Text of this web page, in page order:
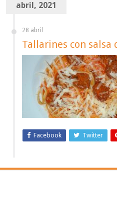
abril, 2021
28 abril
Tallarines con salsa
Facebook Twitter